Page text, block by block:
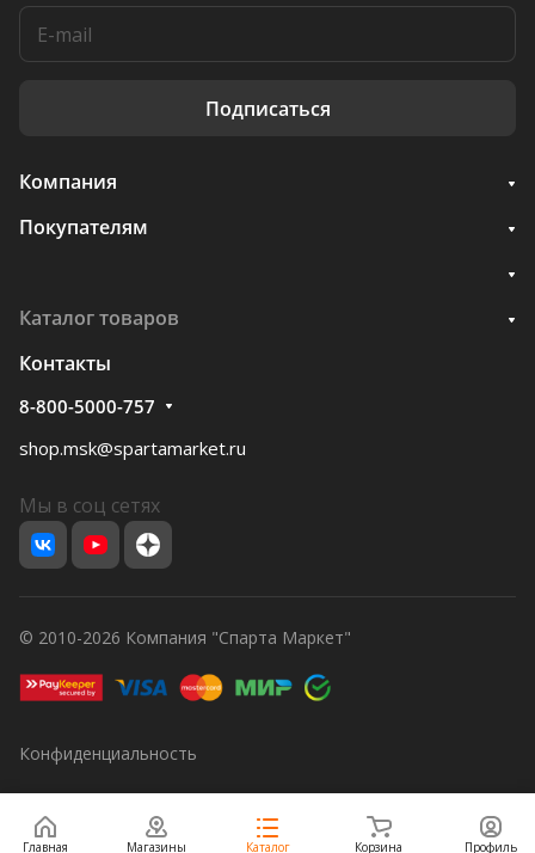
Подписаться
Компания
Покупателям
Каталог товаров
Контакты
8-800-5000-757
shop.msk@spartamarket.ru
Мы в соц сетях
© 2010-2026 Компания "Спарта Маркет"
Конфиденциальность
Главная Магазины Каталог Корзина Профиль